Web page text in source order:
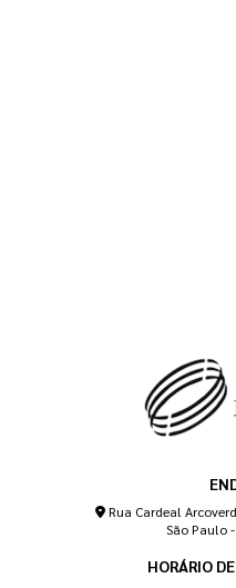
Rua Cardeal
São Paulo
HORÁRIO